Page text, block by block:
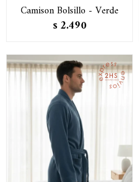
Camison Bolsillo - Verde
$ 2.490